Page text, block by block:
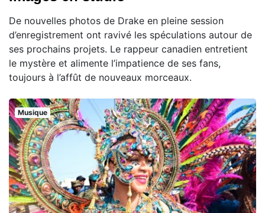
De nouvelles photos de Drake en pleine session
d’enregistrement ont ravivé les spéculations autour de
ses prochains projets. Le rappeur canadien entretient
le mystère et alimente l’impatience de ses fans,
toujours à l’affût de nouveaux morceaux.
Musique